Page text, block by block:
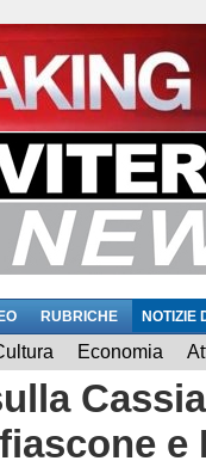
RUBRICHE NOTIZIE
Economia
e